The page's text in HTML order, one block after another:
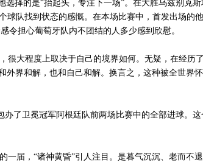
的是“抬起头，专注下一场”。在大胜乌兹别克斯
球队找到状态的感慨。在本场比赛中，首发出场的
令担心葡萄牙队内不团结的人多少感到欣慰。
大程度上取决于自己的境界如何。无疑，在经历
外界和解，也和自己和解。换言之，这种被全世界
卫冕冠军阿根廷队前两场比赛中的全部进球。这
届，“诸神黄昏”引人注目。是暮气沉沉、老而不退